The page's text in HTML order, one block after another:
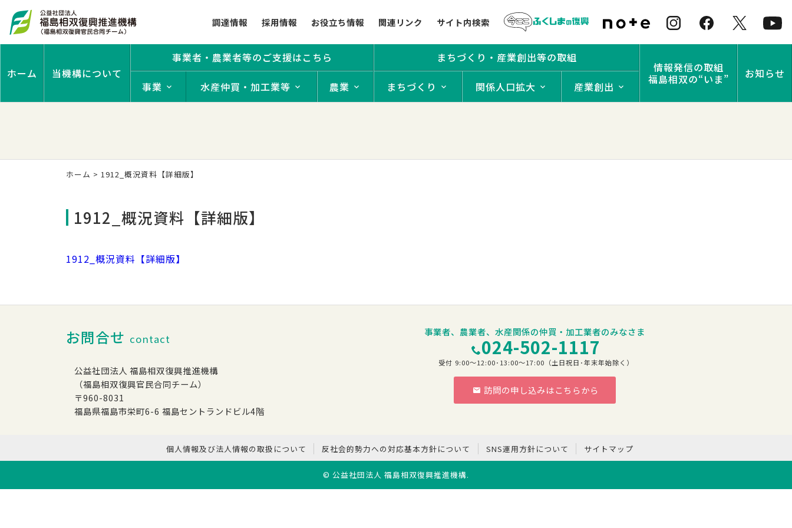
調達情報 採用情報 お役立ち情報 関連リンク サイト内検索
ホーム 当機構について
事業者・農業者等のご支援はこちら
事業 水産仲買・加工業等 農業
まちづくり・産業創出等の取組
まちづくり 関係人口拡大 産業創出
情報発信の取組
福島相双の“いま”
お知らせ
ホーム > 1912_概況資料【詳細版】
1912_概況資料【詳細版】
1912_概況資料【詳細版】
お問合せ contact
公益社団法人 福島相双復興推進機構
（福島相双復興官民合同チーム）
〒960-8031
福島県福島市栄町6-6 福島セントランドビル4階
事業者、農業者、水産関係の仲買・加工業者のみなさま
024-502-1117
受付 9:00～12:00･13:00～17:00（土日祝日･年末年始除く）
訪問の申し込みはこちらから
個人情報及び法人情報の取扱について 反社会的勢力への対応基本方針について SNS運用方針について サイトマップ
© 公益社団法人 福島相双復興推進機構.